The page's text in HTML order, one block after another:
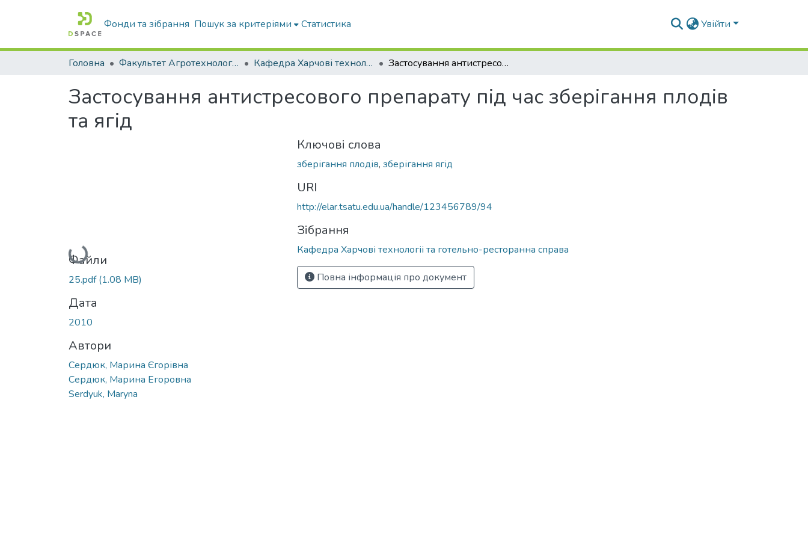
Фонди та зібрання Пошук за критеріями Статистика Увійти
Головна Факультет Агротехнологій та екології Кафедра Харчові технологіі та готельно-ресторанна справа Застосування антистресового препарату під час зберігання плодів та ягід
Застосування антистресового препарату під час зберігання плодів
та ягід
Вантажиться...
Файли
25.pdf(1.08 MB)
Дата
2010
Автори
Сердюк, Марина Єгорівна
Сердюк, Марина Егоровна
Serdyuk, Maryna
Ключові слова
зберігання плодів, зберігання ягід
URI
http://elar.tsatu.edu.ua/handle/123456789/94
Зібрання
Кафедра Харчові технологіі та готельно-ресторанна справа
Повна інформація про документ